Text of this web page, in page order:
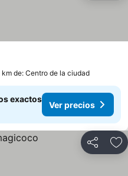
km de: Centro de la ciudad
exactos
Ver precios
Compartir